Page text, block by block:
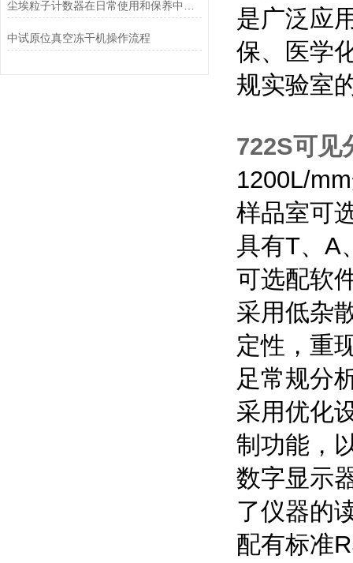
中试原位真空冻干机操作流程
是广泛应
保、医学
规实验室
722S可见
1200L/
样品室可
具有T、A
可选配软
采用低杂
定性，重
足常规分
采用优化
制功能，
数字显示
了仪器的
配有标准